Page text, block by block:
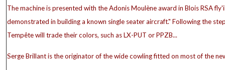
The machine is presented with the Adonis Moulène award in Blois RSA
demonstrated in building a known single seater aircraft." Following the
Tempête will trade their colors, such as LX-PUT or PPZB...
Serge Brillant is the originator of the wide cowling fitted on most of the